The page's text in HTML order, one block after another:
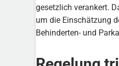
gesetzlich verankert.
um die Einschätzung
Behinderten- und